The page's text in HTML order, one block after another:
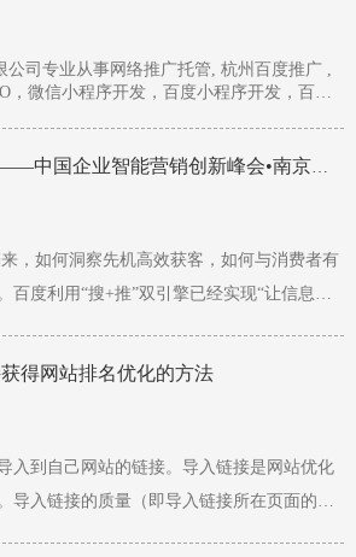
司专业从事网络推广托管, 杭州百度推广 ,
，微信小程序开发，百度小程序开发，百度
果。
，如何洞察先机高效获客，如何与消费者有
百度利用“搜+推”双引擎已经实现“让信息找
时代的新篇，揭开新商业的智慧营销之道。
以及800家企业共襄盛举，共同掀起智慧营销
分公司、苏州分公司总经理张宏宇先生现场
得网站排名优化的方法
入到自己网站的链接。导入链接是网站优化
导入链接的质量（即导入链接所在页面的权